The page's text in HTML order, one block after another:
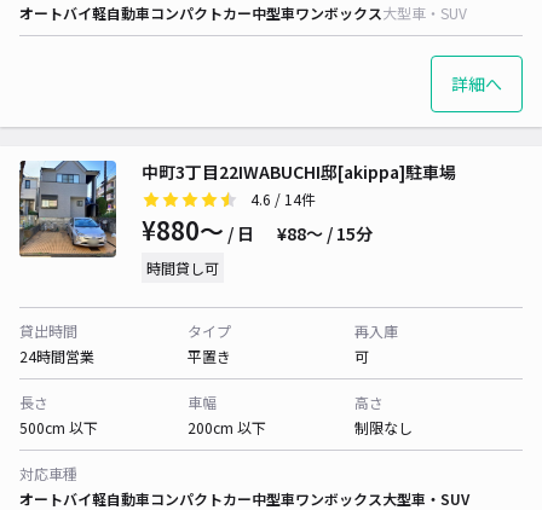
オートバイ軽自動車コンパクトカー中型車ワンボックス大型車・SUV
詳細へ
中町3丁目22IWABUCHI邸[akippa]駐車場
4.6 / 14件
¥880〜 / 日 ¥88〜 / 15分
時間貸し可
貸出時間
24時間営業
タイプ
平置き
再入庫
可
長さ
500cm 以下
車幅
200cm 以下
高さ
制限なし
対応車種
オートバイ軽自動車コンパクトカー中型車ワンボックス大型車・SUV